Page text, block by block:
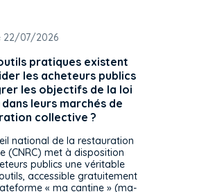
22/07/2026
pratiques existent
les acheteurs publics
les objectifs de la loi
dans leurs marchés de
collective ?
national de la restauration
(CNRC) met à disposition
publics une véritable
accessible gratuitement
« ma cantine » (ma-